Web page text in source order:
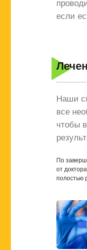
если
Наши
все
чтобы
По
от
полостью